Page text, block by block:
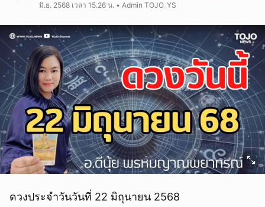
มิ.ย. 2568 เวลา 15.26 น. • Admin TOJO_YS
ดวงประจำวันวันที่ 22 มิถุนายน 2568